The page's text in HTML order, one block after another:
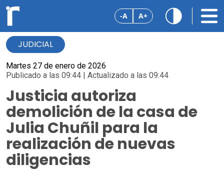
-A A+
JUDICIAL
Martes 27 de enero de 2026
Publicado a las 09:44 | Actualizado a las 09:44
Justicia autoriza
demolición de la casa de
Julia Chuñil para la
realización de nuevas
diligencias